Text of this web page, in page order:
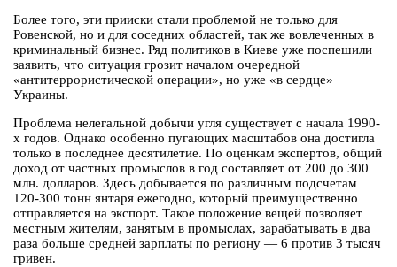
Более того, эти прииски стали проблемой не только для
Ровенской, но и для соседних областей, так же вовлеченных в
криминальный бизнес. Ряд политиков в Киеве уже поспешили
заявить, что ситуация грозит началом очередной
«антитеррористической операции», но уже «в сердце»
Украины.
Проблема нелегальной добычи угля существует с начала 1990-
х годов. Однако особенно пугающих масштабов она достигла
только в последнее десятилетие. По оценкам экспертов, общий
доход от частных промыслов в год составляет от 200 до 300
млн. долларов. Здесь добывается по различным подсчетам
120-300 тонн янтаря ежегодно, который преимущественно
отправляется на экспорт. Такое положение вещей позволяет
местным жителям, занятым в промыслах, зарабатывать в два
раза больше средней зарплаты по региону — 6 против 3 тысяч
гривен.